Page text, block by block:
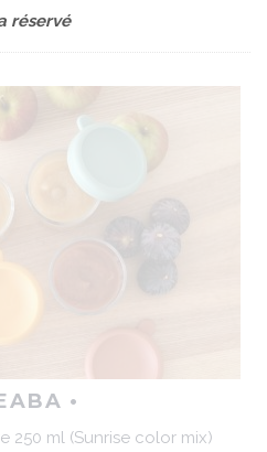
réservé
•
250 ml (Sunrise color mix)